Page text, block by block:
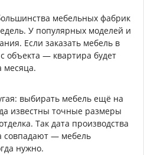
мебельных фабрик
У популярных моделей и
Если заказать мебель в
объекта — квартира будет
месяца.
выбирать мебель ещё на
известны точные размеры
Так дата производства
совпадают — мебель
нужно.